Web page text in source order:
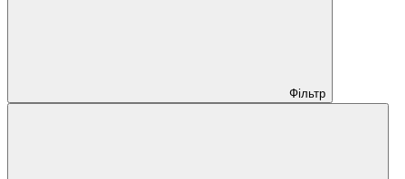
Фільтр